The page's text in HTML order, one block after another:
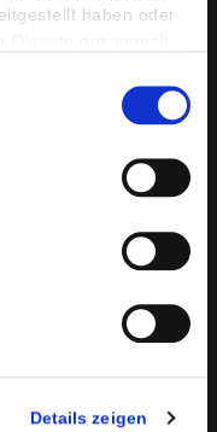
haben oder
Details zeigen